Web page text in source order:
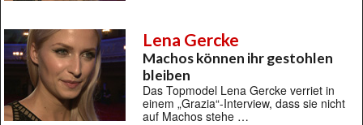
Lena Gercke
Machos können ihr gestohlen
bleiben
Das Topmodel Lena Gercke verriet in
einem „Grazia“-Interview, dass sie nicht
auf Machos stehe …